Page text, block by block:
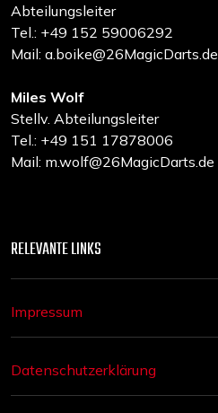
Abteilungsleiter
Tel.: +49 152 59006292
Mail: a.boike@26MagicDarts.de
Miles Wolf
Stellv. Abteilungsleiter
Tel.: +49 151 17878006
Mail: m.wolf@26MagicDarts.de
RELEVANTE LINKS
Impressum
Datenschutzerklärung